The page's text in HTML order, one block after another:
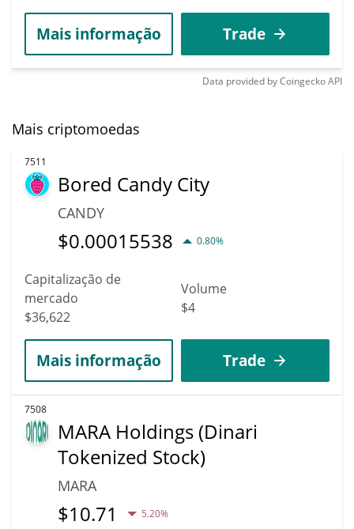
Mais informação Trade
Data provided byCoingeckoAPI
Mais criptomoedas
7511
Bored Candy City
CANDY
$0.00015538 0.80%
Capitalização de
mercado
$36,622
Volume
$4
Mais informação Trade
7508
MARA Holdings (Dinari
Tokenized Stock)
MARA
$10.71 5.20%